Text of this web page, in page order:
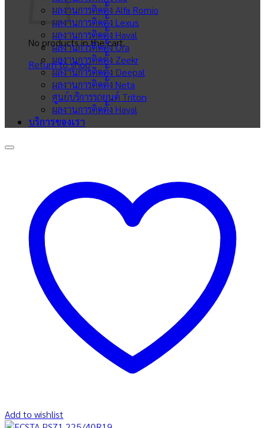
No products in the cart.
Return to shop
ผลงานการติดตั้ง Alfa Romio
ผลงานการติดตั้ง Lexus
ผลงานการติดตั้ง Haval
ผลงานการติดตั้ง Ora
ผลงานการติดตั้ง Zeekr
ผลงานการติดตั้ง Deepal
ผลงานการติดตั้ง Neta
ศูนย์บริการรถยนต์ Triton
ผลงานการติดตั้ง Haval
บริการของเรา
Add to wishlist